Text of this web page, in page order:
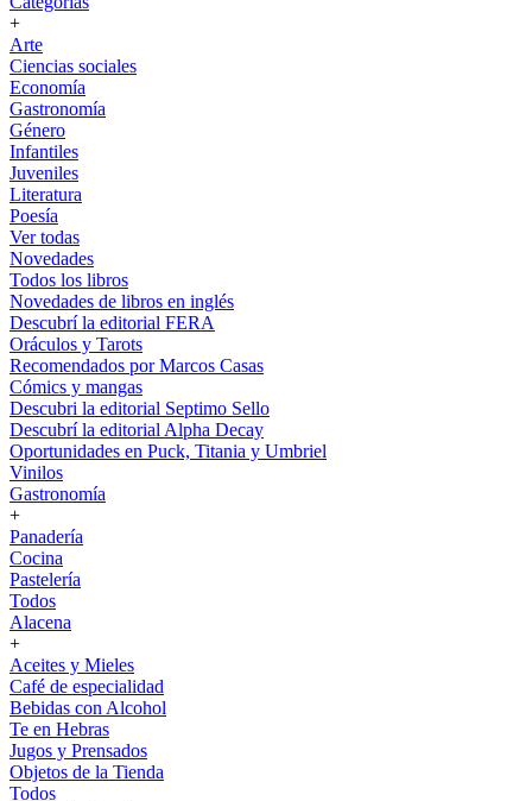
+
Arte
Ciencias sociales
Economía
Gastronomía
Género
Infantiles
Juveniles
Literatura
Poesía
Ver todas
Novedades
Todos los libros
Novedades de libros en inglés
Descubrí la editorial FERA
Oráculos y Tarots
Recomendados por Marcos Casas
Cómics y mangas
Descubri la editorial Septimo Sello
Descubrí la editorial Alpha Decay
Oportunidades en Puck, Titania y Umbriel
Vinilos
Gastronomía
+
Panadería
Cocina
Pastelería
Todos
Alacena
+
Aceites y Mieles
Café de especialidad
Bebidas con Alcohol
Te en Hebras
Jugos y Prensados
Objetos de la Tienda
Todos